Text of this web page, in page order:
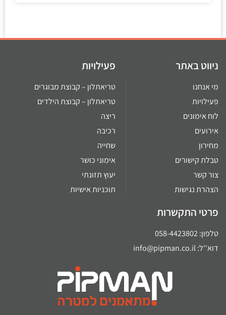
ניווט באתר
מי אנחנו
פעילויות
לוח אימונים
אירועים
מחירון
טבלת קישורים
צור קשר
הצהרת נגישות
פעילויות
טריאתלון – קבוצת מבוגרים
טריאתלון – קבוצת הילדים
ריצה
רכיבה
שחייה
אימוני כושר
יעוץ תזונתי
תוכניות אישיות
פרטי התקשרות
טלפון: 058-4423802
דוא''ל: info@pipman.co.il